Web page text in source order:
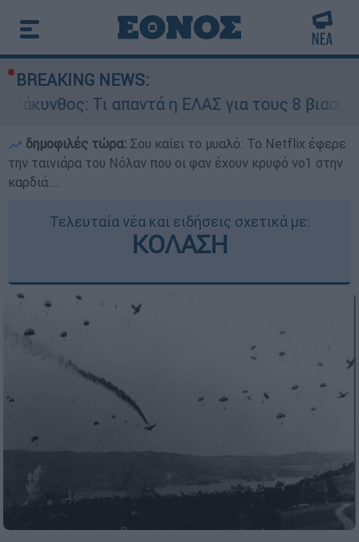
BREAKING NEWS:
απαντά η ΕΛΑΣ για τους 8 βιασμούς
δημοφιλές τώρα: Σου καίει το μυαλό: Το Netflix έφερε
την ταινιάρα του Νόλαν που οι φαν έχουν κρυφό νο1 στην
καρδιά...
Τελευταία νέα και ειδήσεις σχετικά με:
ΚΟΛΑΣΗ